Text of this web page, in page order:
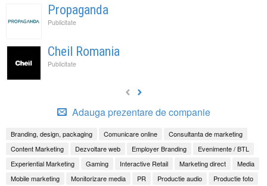
Propaganda
Publicitate
Cheil Romania
Publicitate
Adauga prezentare de companie
Branding, design, packaging Comunicare online
Consultanta de marketing
Content Marketing
Dezvoltare web Employer Branding
Evenimente / BTL
Experiential Marketing
Gaming Interactive Retail Marketing direct
Media
Mobile marketing
Monitorizare media PR Productie audio Productie foto